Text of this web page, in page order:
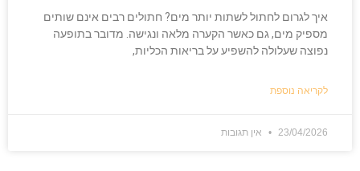
איך לגרום לחתול לשתות יותר מים? חתולים רבים אינם שותים
מספיק מים, גם כאשר הקערה מלאה ונגישה. מדובר בתופעה
נפוצה שעלולה להשפיע על בריאות הכליות,
לקריאה נוספת
23/04/2026 אין תגובות